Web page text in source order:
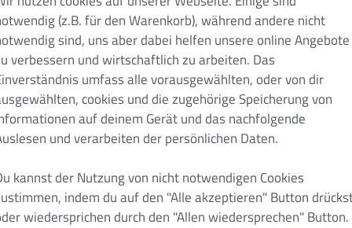
die nicht vorgefertigt sind und für deren Herstellung eine
Verbraucher maßgeblich ist oder die eindeutig auf die
sind (§ 312 g Abs. 2 Nr.1 BGB);
die schnell verderben können oder deren Verfallsdatum
die, sofern es sich um versiegelte Waren handelt, aus
zur Rückgabe geeignet sind, wenn ihre Versiegelung nach
wenn diese nach der Lieferung auf Grund ihrer
Für den Teil der Online-Bestellung, der nicht unter die in
steht dem Kunden, soweit er Verbraucher ist, ein Widerrufsrecht
Rechtsgeschäft für Zwecke abschließt, die überwiegend weder
(z.B. für den Warenkorb), während andere nicht
sind, uns aber dabei helfen unsere online Angebote
verbessern und wirtschaftlich zu arbeiten. Das
umfass alle vorausgewählten, oder von dir
cookies und die zugehörige Speicherung von
auf deinem Gerät und das nachfolgende
und verarbeiten der persönlichen Daten.
kannst der Nutzung von nicht notwendigen Cookies
indem du auf den "Alle akzeptieren" Button
wiedersprichen durch den "Allen wiedersprechen" Button.